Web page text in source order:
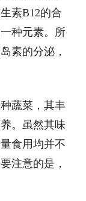
素B12的合
种元素。所
素的分泌，
蔬菜，其丰
。虽然其味
食用均并不
注意的是，